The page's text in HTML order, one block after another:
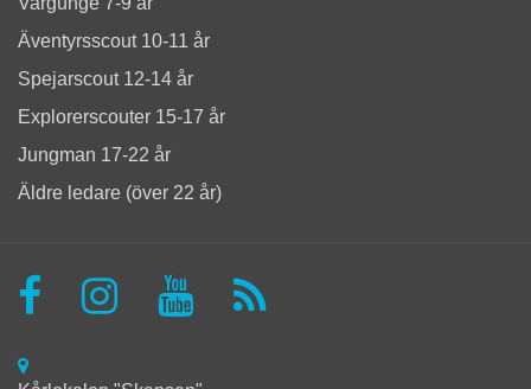
Äventyrsscout 10-11 år
Spejarscout 12-14 år
Explorerscouter 15-17 år
Jungman 17-22 år
Äldre ledare (över 22 år)